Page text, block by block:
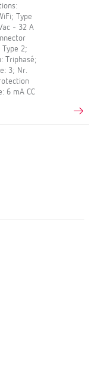
Type
- 32 A
Type 2;
Triphasé;
3; Nr.
6 mA CC